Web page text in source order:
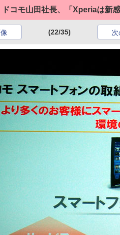
ドコモ山田社長、「Xperiaは新
(22/35)